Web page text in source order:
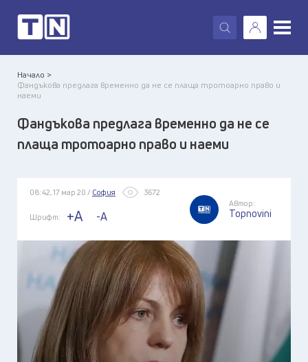
X
Начало >
Фандъкова предлага временно да не се плаща тротоарно право и
наеми
Фандъкова предлага временно да не се
плаща тротоарно право и наеми
08:42, 17 мар 20 / София 3672
Шрифт: +A -A
Автор:
Topnovini